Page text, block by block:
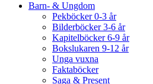
Barn- & Ungdom
Pekböcker 0-3 år
Bilderböcker 3-6 år
Kapitelböcker 6-9 år
Bokslukaren 9-12 år
Unga vuxna
Faktaböcker
Saga & Present